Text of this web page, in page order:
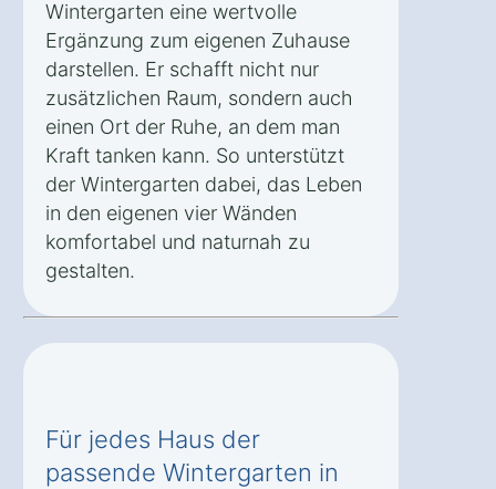
Wintergarten eine wertvolle
Ergänzung zum eigenen Zuhause
darstellen. Er schafft nicht nur
zusätzlichen Raum, sondern auch
einen Ort der Ruhe, an dem man
Kraft tanken kann. So unterstützt
der Wintergarten dabei, das Leben
in den eigenen vier Wänden
komfortabel und naturnah zu
gestalten.
Für jedes Haus der
passende Wintergarten in